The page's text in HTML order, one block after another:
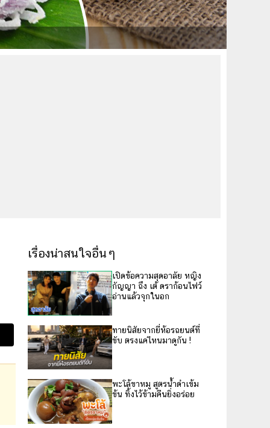
เรื่องน่าสนใจอื่นๆ
เปิดข้อความสุดอาลัย หญิง
กัญญา ถึง เต้ ดราก้อนไฟว์
อ่านแล้วจุกในอก
ทายนิสัยจากยี่ห้อรถยนต์ที่
ขับ ตรงแค่ไหนมาดูกัน !
พะโล้ขาหมู สูตรน้ำดำเข้ม
ข้น ทิ้งไว้ข้ามคืนยิ่งอร่อย